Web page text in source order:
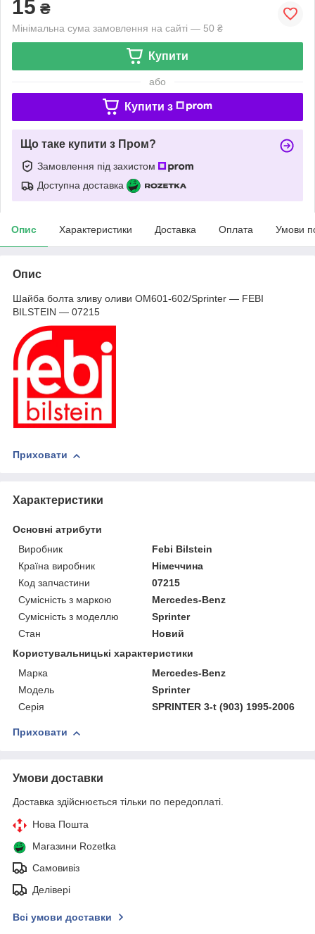
15 ₴
Мінімальна сума замовлення на сайті — 50 ₴
Купити
або
Купити з
Що таке купити з Пром?
Замовлення під захистом
Доступна доставка
Опис Характеристики Доставка Оплата Умови
Опис
Шайба болта зливу оливи OM601-602/Sprinter — FEBI
BILSTEIN — 07215
Приховати
Характеристики
Основні атрибути
Виробник
Febi Bilstein
Країна виробник
Німеччина
Код запчастини
07215
Сумісність з маркою
Mercedes-Benz
Сумісність з моделлю
Sprinter
Стан
Новий
Користувальницькі характеристики
Марка
Mercedes-Benz
Мoдель
Sprinter
Серія
SPRINTER 3-t (903) 1995-2006
Приховати
Умови доставки
Доставка здійснюється тільки по передоплаті.
Нова Пошта
Магазини Rozetka
Самовивіз
Делівері
Всі умови доставки